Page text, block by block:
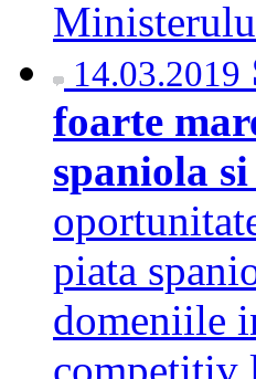
14.03.2019
foarte
spaniola
piata
domeniile